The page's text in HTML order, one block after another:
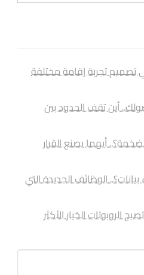
تجربة إقامة مختلفة
أين تقف الحدود بين
أيهما يصنع القرار
الوظائف الجديدة التي
الخيار الأكثر